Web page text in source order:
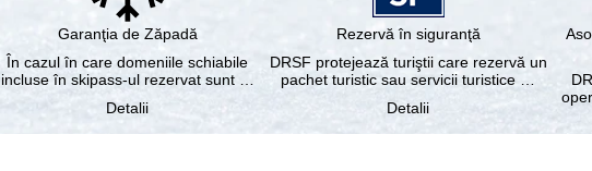
Garanţia de Zăpadă
În cazul în care domeniile schiabile
incluse în skipass-ul rezervat sunt …
Detalii
Rezervă în siguranţă
DRSF protejează turiştii care rezervă un
pachet turistic sau servicii turistice …
Detalii